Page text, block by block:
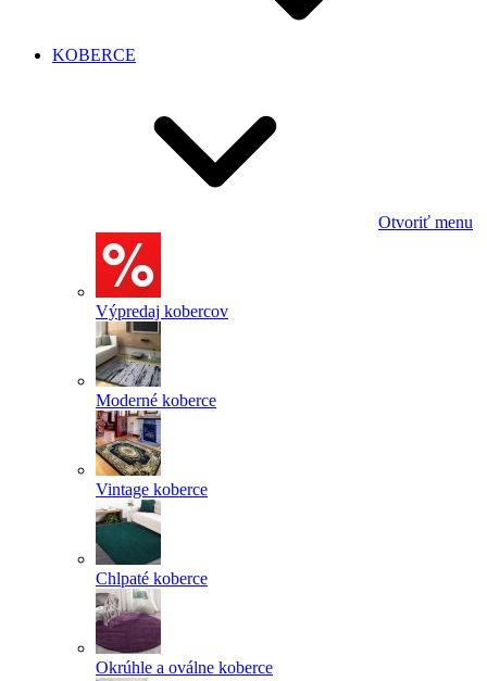
KOBERCE
Otvoriť menu
Výpredaj kobercov
Moderné koberce
Vintage koberce
Chlpaté koberce
Okrúhle a oválne koberce